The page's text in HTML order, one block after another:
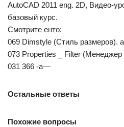
AutoCAD 2011 eng. 2D, Видео-
базовый курс.
Смотрите енто:
069 Dimstyle (Стиль размеров).
073 Properties _ Filter
031 366 -a—
Остальные ответы
Похожие вопросы